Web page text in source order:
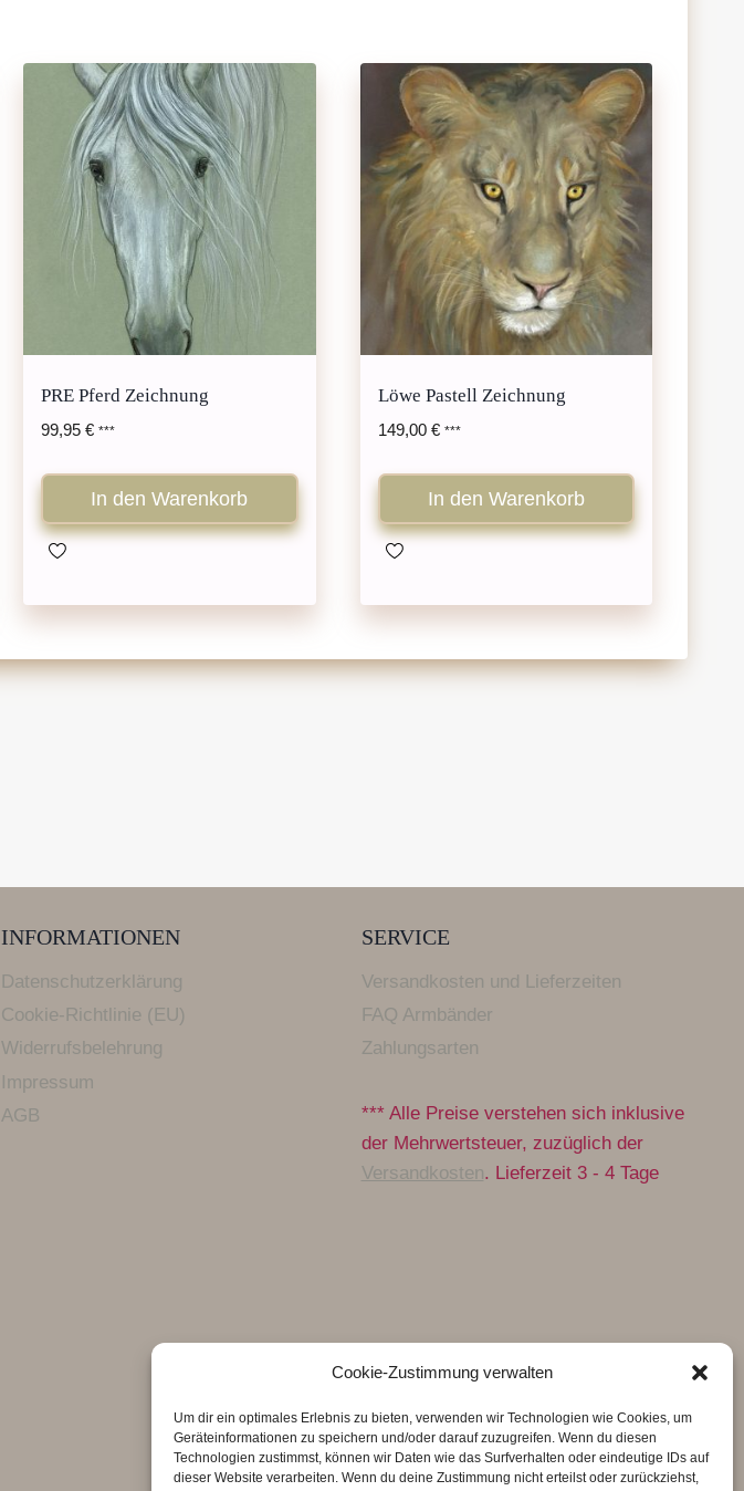
Cookie-Zustimmung verwalten
Um dir ein optimales Erlebnis zu bieten, verwenden wir Technologien wie Cookies, um
Geräteinformationen zu speichern und/oder darauf zuzugreifen. Wenn du diesen
Technologien zustimmst, können wir Daten wie das Surfverhalten oder eindeutige IDs auf
dieser Website verarbeiten. Wenn du deine Zustimmung nicht erteilst oder zurückziehst,
PRE Pferd Zeichnung
99,95 € ***
In den Warenkorb
Löwe Pastell Zeichnung
149,00 € ***
In den Warenkorb
INFORMATIONEN
Datenschutzerklärung
Cookie-Richtlinie (EU)
Widerrufsbelehrung
Impressum
AGB
SERVICE
Versandkosten und Lieferzeiten
FAQ Armbänder
Zahlungsarten
*** Alle Preise verstehen sich inklusive
der Mehrwertsteuer, zuzüglich der
Versandkosten. Lieferzeit 3 - 4 Tage